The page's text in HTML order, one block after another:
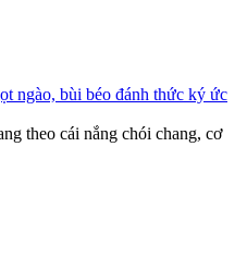
ngào, bùi béo đánh thức ký ức
theo cái nắng chói chang, cơ